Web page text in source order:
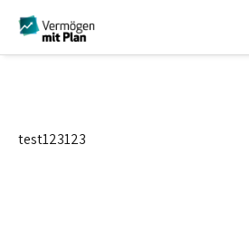
test123123